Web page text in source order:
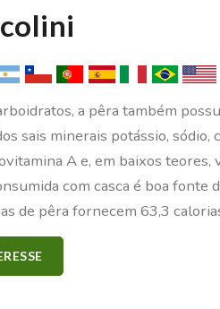
a pêra também
sais minerais potássio, sódio,
A e, em baixos teores,
com casca é boa fonte
de pêra fornecem 63,3